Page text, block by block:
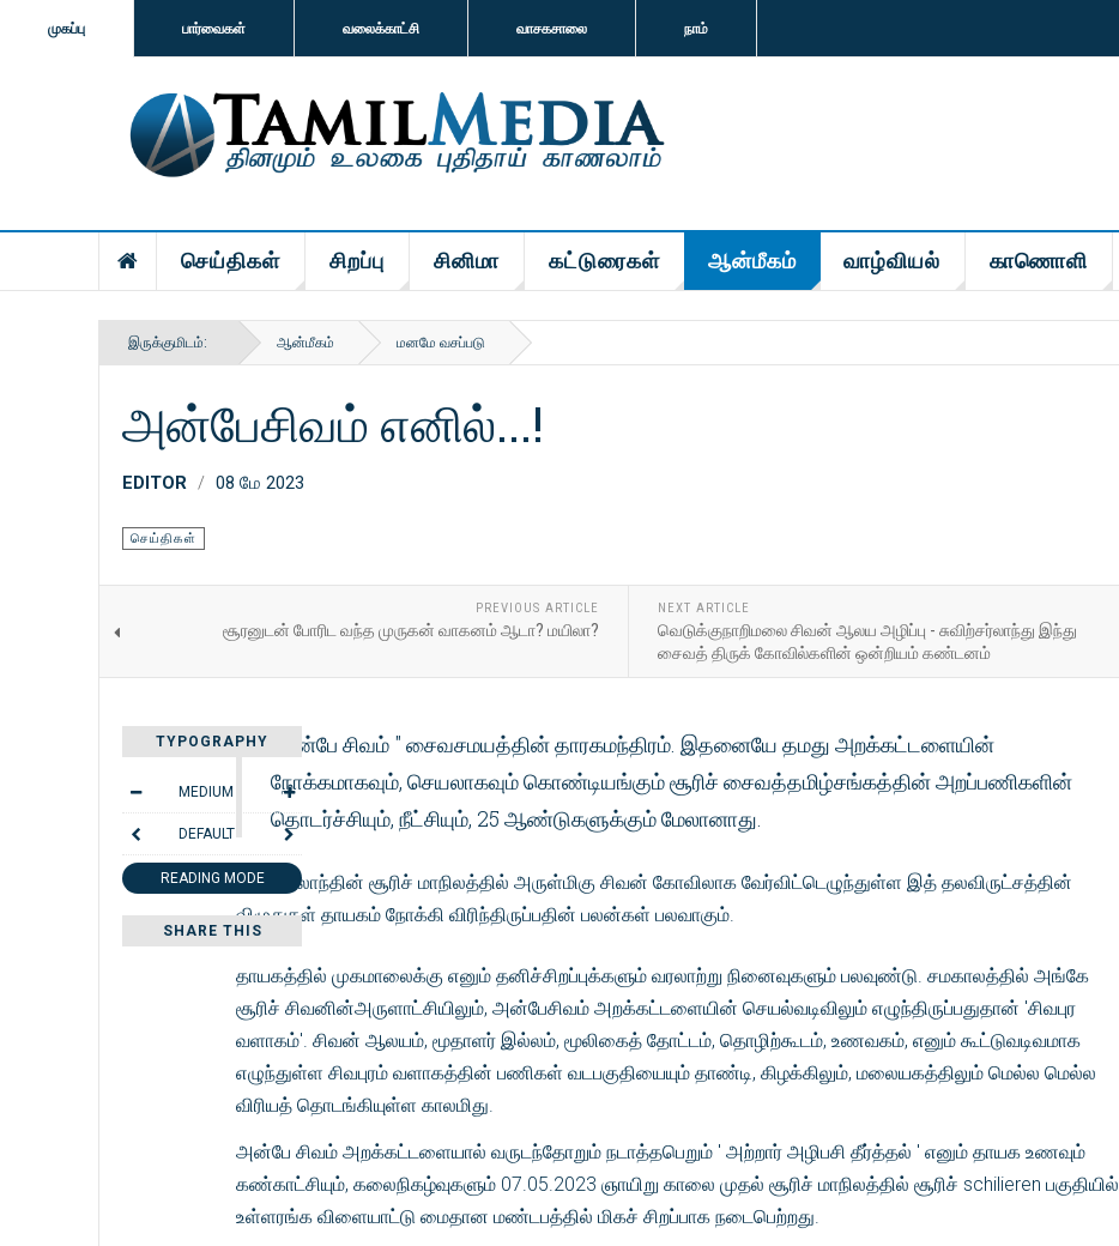
முகப்பு பார்வைகள் வலைக்காட்சி வாசகசாலை நாம்
செய்திகள் சிறப்பு சினிமா கட்டுரைகள் ஆன்மீகம் வாழ்வியல் காணொளி
இருக்குமிடம்: ஆன்மீகம் மனமே வசப்படு
அன்பேசிவம் எனில்...!
EDITOR 08 மே 2023
செய்திகள்
PREVIOUS ARTICLE
சூரனுடன் போரிட வந்த முருகன் வாகனம் ஆடா? மயிலா?
NEXT ARTICLE
வெடுக்குநாறிமலை சிவன் ஆலய அழிப்பு - சுவிற்சர்லாந்து இந்து
சைவத் திருக் கோவில்களின் ஒன்றியம் கண்டனம்
TYPOGRAPHY
MEDIUM
DEFAULT
READING MODE
SHARE THIS
"அன்பே சிவம் " சைவசமயத்தின் தாரகமந்திரம். இதனையே தமது அறக்கட்டளையின்
நோக்கமாகவும், செயலாகவும் கொண்டியங்கும் சூரிச் சைவத்தமிழ்சங்கத்தின் அறப்பணிகளின்
தொடர்ச்சியும், நீட்சியும், 25 ஆண்டுகளுக்கும் மேலானாது.
சுவிற்சர்லாந்தின் சூரிச் மாநிலத்தில் அருள்மிகு சிவன் கோவிலாக வேர்விட்டெழுந்துள்ள இத் தலவிருட்சத்தின்
விழுதுகள் தாயகம் நோக்கி விரிந்திருப்பதின் பலன்கள் பலவாகும்.
தாயகத்தில் முகமாலைக்கு எனும் தனிச்சிறப்புக்களும் வரலாற்று நினைவுகளும் பலவுண்டு. சமகாலத்தில் அங்கே
சூரிச் சிவனின்அருளாட்சியிலும், அன்பேசிவம் அறக்கட்டளையின் செயல்வடிவிலும் எழுந்திருப்பதுதான் 'சிவபுர
வளாகம்'. சிவன் ஆலயம், மூதாளர் இல்லம், மூலிகைத் தோட்டம், தொழிற்கூடம், உணவகம், எனும் கூட்டுவடிவமாக
எழுந்துள்ள சிவபுரம் வளாகத்தின் பணிகள் வடபகுதியையும் தாண்டி, கிழக்கிலும், மலையகத்திலும் மெல்ல மெல்ல
விரியத் தொடங்கியுள்ள காலமிது.
அன்பே சிவம் அறக்கட்டளையால் வருடந்தோறும் நடாத்தபெறும் ' அற்றார் அழிபசி தீர்த்தல் ' எனும் தாயக உணவும்
கண்காட்சியும், கலைநிகழ்வுகளும் 07.05.2023 ஞாயிறு காலை முதல் சூரிச் மாநிலத்தில் சூரிச் schilieren பகுதியில்
உள்ளரங்க விளையாட்டு மைதான மண்டபத்தில் மிகச் சிறப்பாக நடைபெற்றது.